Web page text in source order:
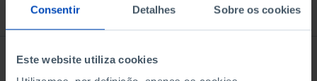
Consentir Detalhes Sobre os cookies
Este website utiliza cookies
À venda na Livraria